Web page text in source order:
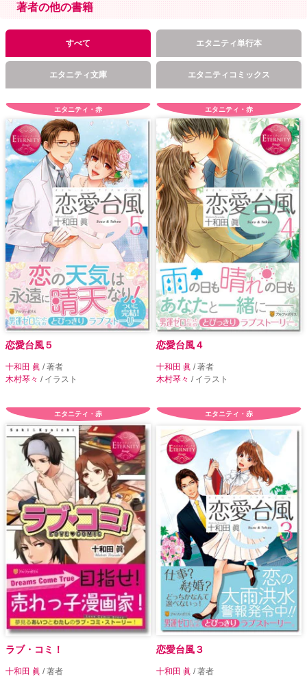
著者の他の書籍
すべて エタニティ単行本
エタニティ文庫 エタニティコミックス
エタニティ・赤
恋愛台風５
十和田 眞 / 著者
木村琴々 / イラスト
エタニティ・赤
恋愛台風４
十和田 眞 / 著者
木村琴々 / イラスト
エタニティ・赤
ラブ・コミ！
十和田 眞 / 著者
エタニティ・赤
恋愛台風３
十和田 眞 / 著者